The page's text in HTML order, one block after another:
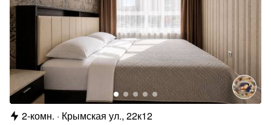
2-комн.
Крымская ул., 22к12